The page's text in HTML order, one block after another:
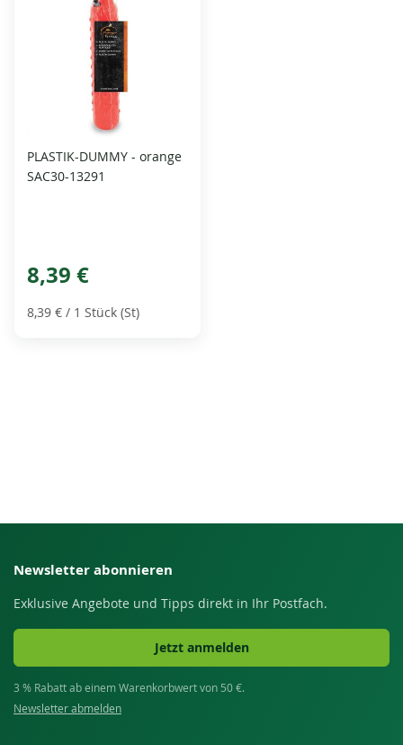
PLASTIK-DUMMY - orange
SAC30-13291
8,39 €
8,39 € / 1 Stück (St)
Newsletter abonnieren
Exklusive Angebote und Tipps direkt in Ihr Postfach.
Jetzt anmelden
3 % Rabatt ab einem Warenkorbwert von 50 €.
Newsletter abmelden